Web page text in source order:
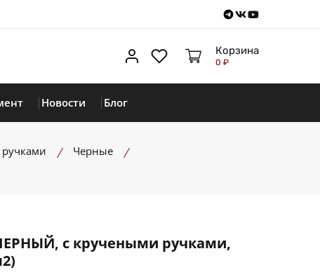
Telegram
VKontakte
Youtube
Личный кабинет
ИзбранноеКорзина
0 ₽
Новости Блог
Черные
с кручеными ручками,